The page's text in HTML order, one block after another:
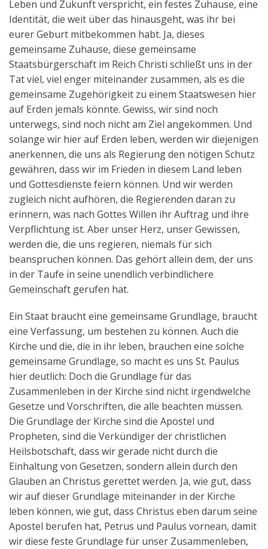
Leben und Zukunft verspricht, ein festes Zuhause, eine
Identität, die weit über das hinausgeht, was ihr bei
eurer Geburt mitbekommen habt. Ja, dieses
gemeinsame Zuhause, diese gemeinsame
Staatsbürgerschaft im Reich Christi schließt uns in der
Tat viel, viel enger miteinander zusammen, als es die
gemeinsame Zugehörigkeit zu einem Staatswesen hier
auf Erden jemals könnte. Gewiss, wir sind noch
unterwegs, sind noch nicht am Ziel angekommen. Und
solange wir hier auf Erden leben, werden wir diejenigen
anerkennen, die uns als Regierung den nötigen Schutz
gewähren, dass wir im Frieden in diesem Land leben
und Gottesdienste feiern können. Und wir werden
zugleich nicht aufhören, die Regierenden daran zu
erinnern, was nach Gottes Willen ihr Auftrag und ihre
Verpflichtung ist. Aber unser Herz, unser Gewissen,
werden die, die uns regieren, niemals für sich
beanspruchen können. Das gehört allein dem, der uns
in der Taufe in seine unendlich verbindlichere
Gemeinschaft gerufen hat.
Ein Staat braucht eine gemeinsame Grundlage, braucht
eine Verfassung, um bestehen zu können. Auch die
Kirche und die, die in ihr leben, brauchen eine solche
gemeinsame Grundlage, so macht es uns St. Paulus
hier deutlich: Doch die Grundlage für das
Zusammenleben in der Kirche sind nicht irgendwelche
Gesetze und Vorschriften, die alle beachten müssen.
Die Grundlage der Kirche sind die Apostel und
Propheten, sind die Verkündiger der christlichen
Heilsbotschaft, dass wir gerade nicht durch die
Einhaltung von Gesetzen, sondern allein durch den
Glauben an Christus gerettet werden. Ja, wie gut, dass
wir auf dieser Grundlage miteinander in der Kirche
leben können, wie gut, dass Christus eben darum seine
Apostel berufen hat, Petrus und Paulus vornean, damit
wir diese feste Grundlage für unser Zusammenleben,